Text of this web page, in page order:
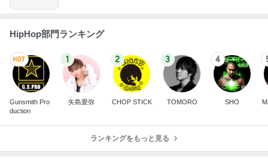
HipHop部門ランキング
Gunsmith Pro
duction
1
矢島愛弥
2
CHOP STICK
3
TOMORO
4
SHO
ランキングをもっと見る